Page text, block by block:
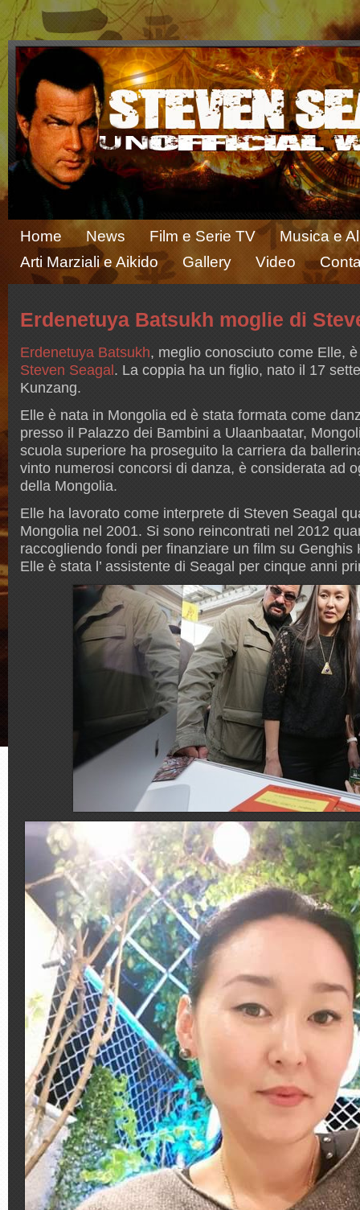
Home News Film e Serie TV
Musica e
Arti Marziali e Aikido
Gallery Video
Erdenetuya Batsukh moglie di
Erdenetuya Batsukh, meglio conosciuto come Elle,
Steven Seagal. La coppia ha un figlio, nato il 17
Kunzang.
Elle è nata in Mongolia ed è stata formata come
presso il Palazzo dei Bambini a Ulaanbaatar,
scuola superiore ha proseguito la carriera da
vinto numerosi concorsi di danza, è considerata ad
della Mongolia.
Elle ha lavorato come interprete di Steven Seagal
Mongolia nel 2001. Si sono reincontrati nel 2012
raccogliendo fondi per finanziare un film su Genghis
Elle è stata l’ assistente di Seagal per cinque anni